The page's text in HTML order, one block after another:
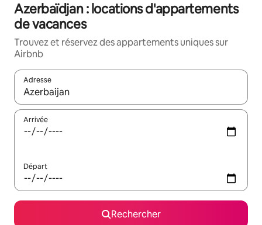
Azerbaïdjan : locations d'appartements
de vacances
Trouvez et réservez des appartements uniques sur
Airbnb
Adresse
Lorsque les résultats s'affichent, utilisez les flèches vers le
Arrivée
Départ
Rechercher